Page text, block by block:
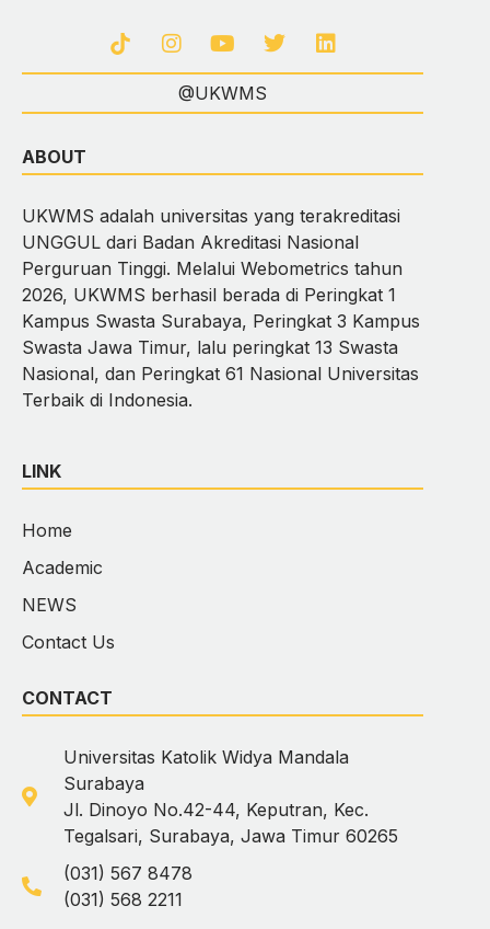
@UKWMS
ABOUT
UKWMS adalah universitas yang terakreditasi
UNGGUL dari Badan Akreditasi Nasional
Perguruan Tinggi. Melalui Webometrics tahun
2026, UKWMS berhasil berada di Peringkat 1
Kampus Swasta Surabaya, Peringkat 3 Kampus
Swasta Jawa Timur, lalu peringkat 13 Swasta
Nasional, dan Peringkat 61 Nasional Universitas
Terbaik di Indonesia.
LINK
Home
Academic
NEWS
Contact Us
CONTACT
Universitas Katolik Widya Mandala
Surabaya
Jl. Dinoyo No.42-44, Keputran, Kec.
Tegalsari, Surabaya, Jawa Timur 60265
(031) 567 8478
(031) 568 2211